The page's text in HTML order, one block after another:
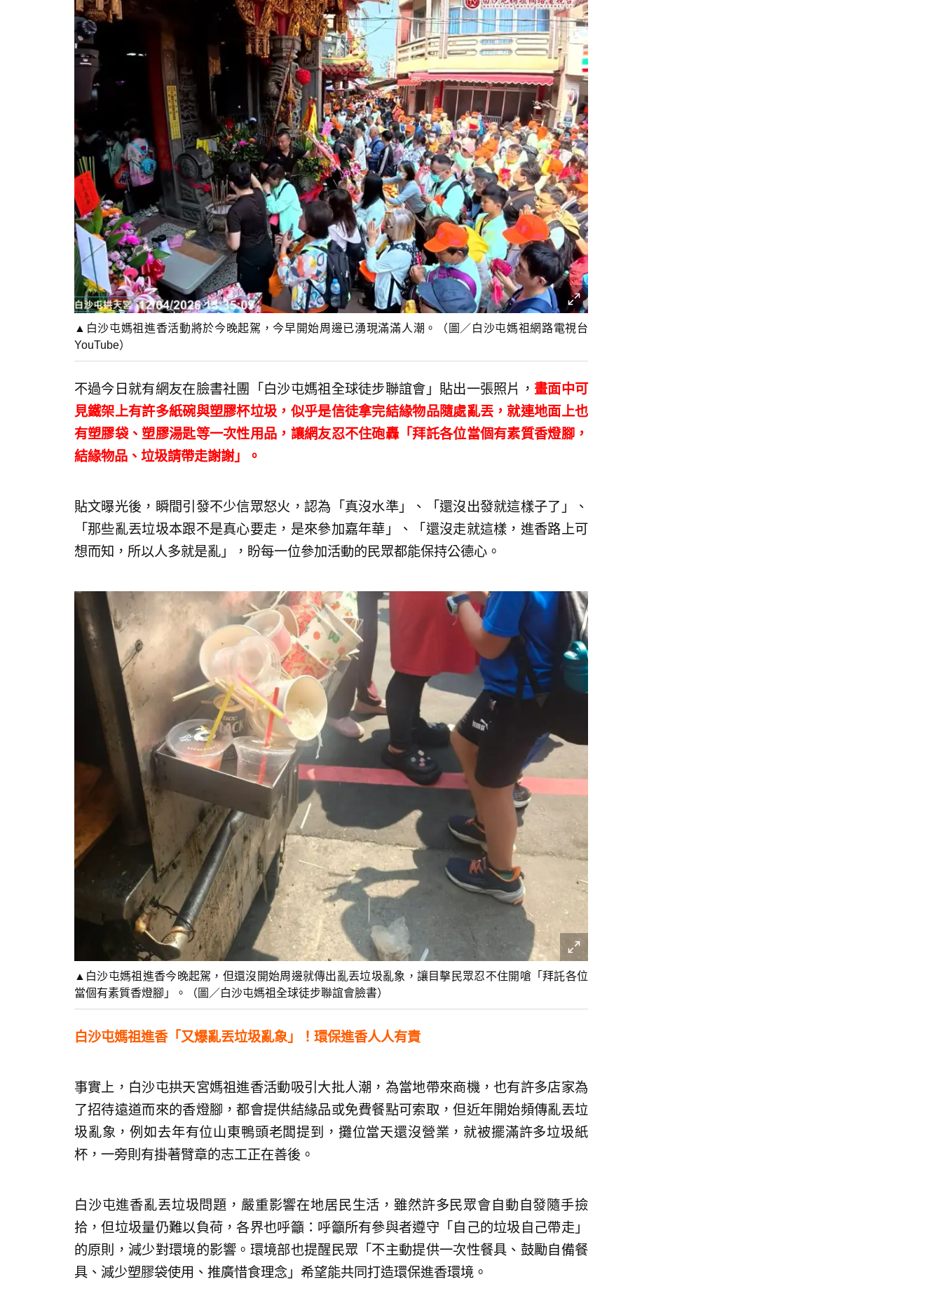
▲白沙屯媽祖進香活動將於今晚起駕，今早開始周邊已湧現滿滿人潮。（圖／白沙屯媽祖網路電視台
YouTube）
不過今日就有網友在臉書社團「白沙屯媽祖全球徒步聯誼會」貼出一張照片， 畫面中可
見鐵架上有許多紙碗與塑膠杯垃圾，似乎是信徒拿完結緣物品隨處亂丟，就連地面上也
有塑膠袋、塑膠湯匙等一次性用品，讓網友忍不住砲轟「拜託各位當個有素質香燈腳，
結緣物品、垃圾請帶走謝謝」。
貼文曝光後，瞬間引發不少信眾怒火，認為「真沒水準」、「還沒出發就這樣子了」、
「那些亂丟垃圾本跟不是真心要走，是來參加嘉年華」、「還沒走就這樣，進香路上可
想而知，所以人多就是亂」，盼每一位參加活動的民眾都能保持公德心。
▲白沙屯媽祖進香今晚起駕，但還沒開始周邊就傳出亂丟垃圾亂象，讓目擊民眾忍不住開嗆「拜託各位
當個有素質香燈腳」。（圖／白沙屯媽祖全球徒步聯誼會臉書）
白沙屯媽祖進香「又爆亂丟垃圾亂象」！環保進香人人有責
事實上，白沙屯拱天宮媽祖進香活動吸引大批人潮，為當地帶來商機，也有許多店家為
了招待遠道而來的香燈腳，都會提供結緣品或免費餐點可索取，但近年開始頻傳亂丟垃
圾亂象，例如去年有位山東鴨頭老闆提到，攤位當天還沒營業，就被擺滿許多垃圾紙
杯，一旁則有掛著臂章的志工正在善後。
白沙屯進香亂丟垃圾問題，嚴重影響在地居民生活，雖然許多民眾會自動自發隨手撿
拾，但垃圾量仍難以負荷，各界也呼籲：呼籲所有參與者遵守「自己的垃圾自己帶走」
的原則，減少對環境的影響。環境部也提醒民眾「不主動提供一次性餐具、鼓勵自備餐
具、減少塑膠袋使用、推廣惜食理念」希望能共同打造環保進香環境。